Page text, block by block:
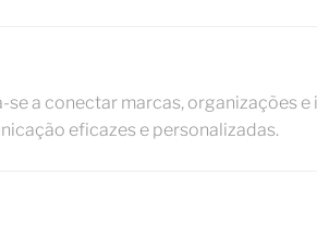
se a conectar marcas, organizações
eficazes e personalizadas.